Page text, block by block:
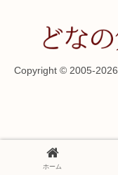
Copyright © 2005-
ホーム